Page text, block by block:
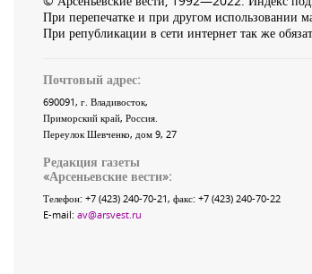
При перепечатке и при другом использовании
При републикации в сети интернет так же
Почтовый адрес:
690091, г. Владивосток,
Приморский край, Россия.
Переулок Шевченко, дом 9, 27
Редакция газеты
«Арсеньевские вести»:
Телефон: +7 (423) 240-70-21, факс: +7 (423) 240-70-22
E-mail: av@arsvest.ru